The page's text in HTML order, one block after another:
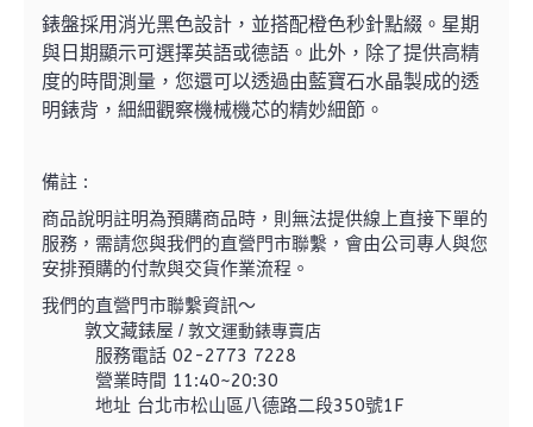
錶盤採用消光黑色設計，並搭配橙色秒針點綴。星期
與日期顯示可選擇英語或德語。此外，除了提供高精
度的時間測量，您還可以透過由藍寶石水晶製成的透
明錶背，細細觀察機械機芯的精妙細節。
備註 :
商品說明註明為預購商品時，則無法提供線上直接下單的
服務，需請您與我們的直營門市聯繫， 會由公司專人與您
安排預購的付款與交貨作業流程。
我們的直營門市聯繫資訊～
敦文藏錶屋 / 敦文運動錶專賣店
服務電話 02-2773 7228
營業時間 11:40~20:30
地址 台北市松山區八德路二段350號1F